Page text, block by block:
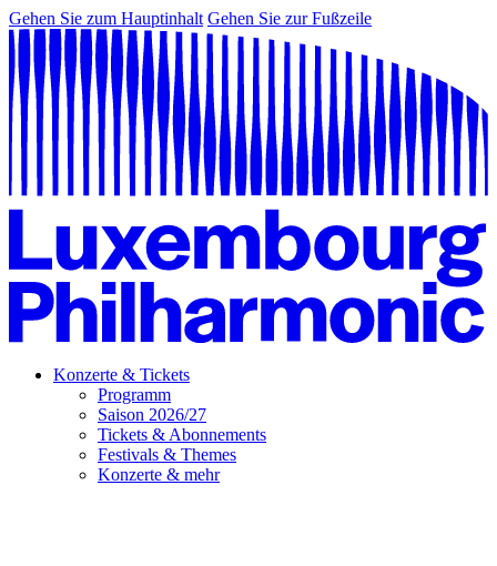
Gehen Sie zum Hauptinhalt Gehen Sie zur Fußzeile
Konzerte & Tickets
Programm
Saison 2026/27
Tickets & Abonnements
Festivals & Themes
Konzerte & mehr